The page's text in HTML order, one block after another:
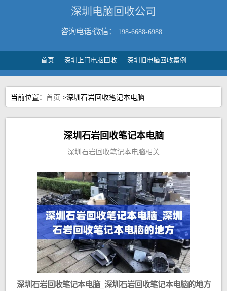
深圳电脑回收公司
咨询电话/微信： 198-6688-6988
首页 深圳上门电脑回收 深圳旧电脑回收案例
当前位置： 首页 >深圳石岩回收笔记本电脑
深圳石岩回收笔记本电脑
深圳石岩回收笔记本电脑相关
深圳石岩回收笔记本电脑_深圳石岩回收笔记本电脑的地方